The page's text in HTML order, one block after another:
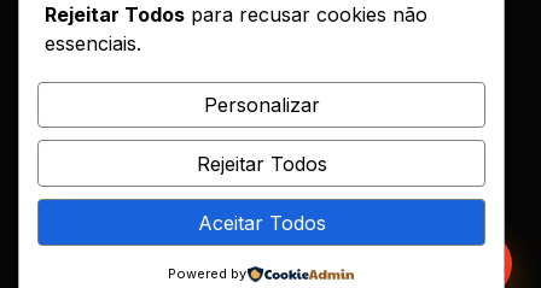
LEGAL
DMCA
Encontrou seu curso?
© 2026 Hotcursos. Todos os direitos reservados.
Rejeitar Todos para recusar cookies não
essenciais.
Personalizar
Rejeitar Todos
Aceitar Todos
Powered by